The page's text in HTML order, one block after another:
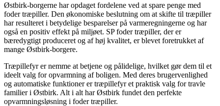
Østbirk-borgerne har opdaget fordelene ved at spare penge med
foder træpiller. Den økonomiske beslutning om at skifte til træpiller
har resulteret i betydelige besparelser på varmeregningerne og har
også en positiv effekt på miljøet. SP foder træpiller, der er
bæredygtigt produceret og af høj kvalitet, er blevet foretrukket af
mange Østbirk-borgere.
Træpillefyr er nemme at betjene og pålidelige, hvilket gør dem til et
ideelt valg for opvarmning af boligen. Med deres brugervenlighed
og automatiske funktioner er træpillefyr et praktisk valg for travle
familier i Østbirk. Alt i alt har Østbirk fundet den perfekte
opvarmningsløsning i foder træpiller.